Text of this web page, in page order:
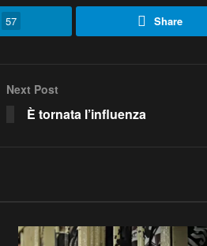
57 Share
Next Post
È tornata l’influenza